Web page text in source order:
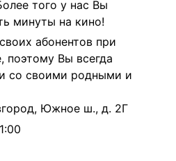
того у нас Вы
минуты на кино!
абонентов при
поэтому Вы всегда
со своими родными и
Южное ш., д. 2Г